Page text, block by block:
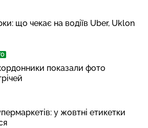
що чекає на водіїв Uber, Uklon
показали фото
у жовтні етикетки